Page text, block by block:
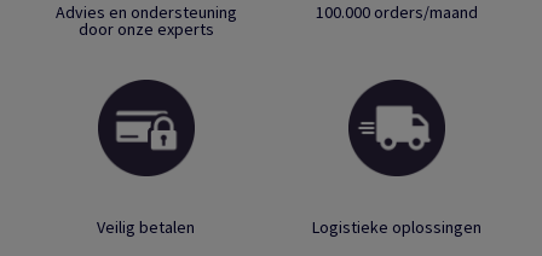
Advies en ondersteuning
door onze experts
100.000 orders/maand
Veilig betalen Logistieke oplossingen